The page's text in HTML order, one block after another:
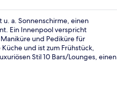
a. Sonnenschirme, einen
Ein Innenpool verspricht
und Pediküre für
und ist zum Frühstück,
Stil 10 Bars/Lounges, einen